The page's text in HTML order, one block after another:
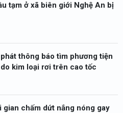
tạm ở xã biên giới Nghệ An bị
thông báo tìm phương tiện
kim loại rơi trên cao tốc
gian chấm dứt nắng nóng gay